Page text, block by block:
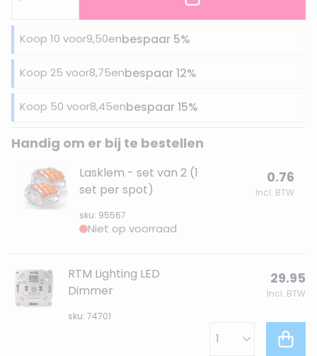
Koop 10 voor9,50enbespaar 5%
Koop 25 voor8,75enbespaar12%
Koop 50 voor8,45enbespaar15%
Handig om er bij te bestellen
Lasklem - set van 2 (1
set per spot)
sku: 95567
0.76
Incl. BTW
Niet op voorraad
RTM Lighting LED
Dimmer
sku: 74701
29.95
Incl. BTW